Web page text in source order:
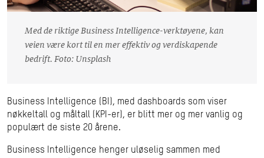
Med de riktige Business Intelligence-verktøyene, kan
veien være kort til en mer effektiv og verdiskapende
bedrift. Foto: Unsplash
Business Intelligence (BI), med dashboards som viser
nøkkeltall og måltall (KPI-er), er blitt mer og mer vanlig og
populært de siste 20 årene.
Business Intelligence henger uløselig sammen med